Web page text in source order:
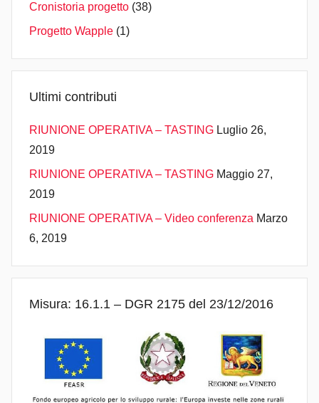
Cronistoria progetto (38)
Progetto Wapple (1)
Ultimi contributi
RIUNIONE OPERATIVA – TASTING Luglio 26,
2019
RIUNIONE OPERATIVA – TASTING Maggio 27,
2019
RIUNIONE OPERATIVA – Video conferenza Marzo
6, 2019
Misura: 16.1.1 – DGR 2175 del 23/12/2016